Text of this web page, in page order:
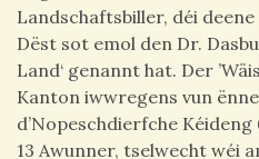
Landschaftsbiller, déi
Dëst sot emol den Dr.
Land‘ genannt hat. Der
Kanton iwwregens vun
d’Nopeschdierfche
13 Awunner, tselwecht wéi